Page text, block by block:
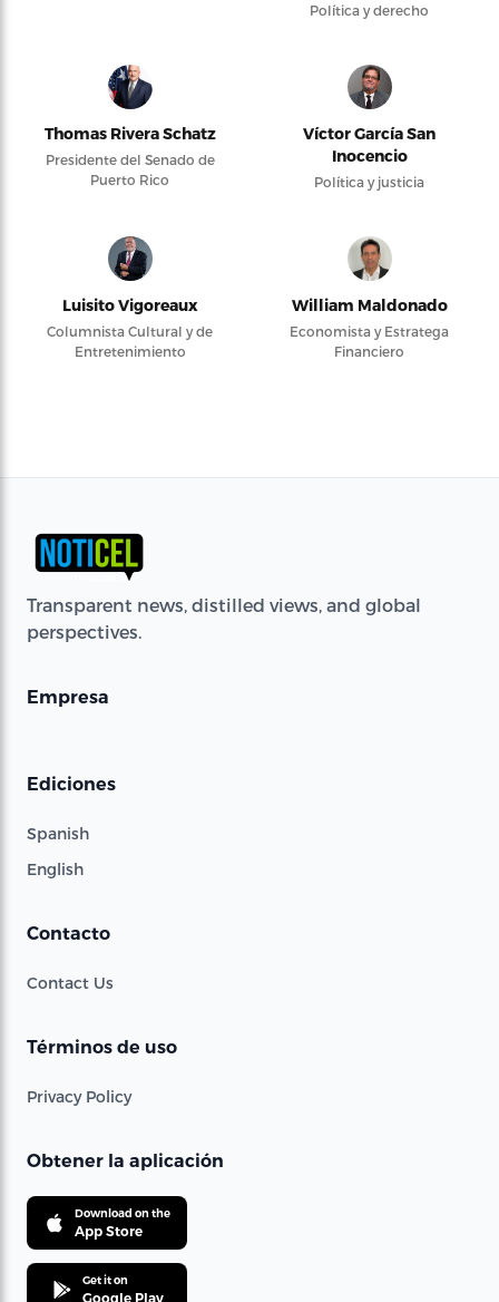
Política y derecho
Thomas Rivera Schatz
Presidente del Senado de
Puerto Rico
Víctor García San
Inocencio
Política y justicia
Luisito Vigoreaux
Columnista Cultural y de
Entretenimiento
William Maldonado
Economista y Estratega
Financiero
Transparent news, distilled views, and global
perspectives.
Empresa
Ediciones
Spanish
English
Contacto
Contact Us
Términos de uso
Privacy Policy
Obtener la aplicación
Download on the
App Store
Get it on
Google Play